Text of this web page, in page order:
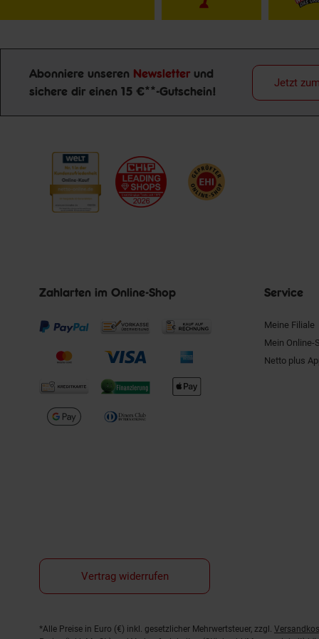
Newsletter Anmeldung
Abonniere unseren Newsletter und
sichere dir einen 15 €**-Gutschein!
Jetzt
Zahlarten im Online-Shop Service
Meine Filiale
Mein Online-
Netto plus
Vertrag widerrufen
Fußnoten
*Alle Preise in Euro (€) inkl. gesetzlicher Mehrwertsteuer, zzgl.